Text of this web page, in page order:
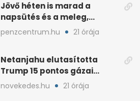
Jövő héten is marad a
napsütés és a meleg,
midweek jöhet enyhülés
penzcentrum.hu 21 órája
Netanjahu elutasította
Trump 15 pontos gázai
béketervét
novekedes.hu 21 órája